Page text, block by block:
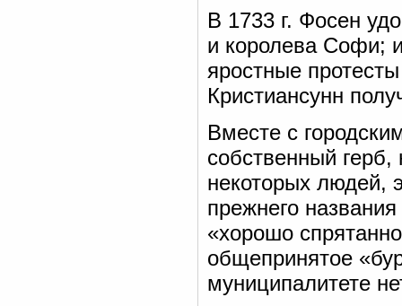
В 1733 г. Фосен
и королева Софи;
яростные
Кристиансунн
Вместе с
собственный
некоторых людей,
прежнего
«хорошо
общепринятое
муниципалитете